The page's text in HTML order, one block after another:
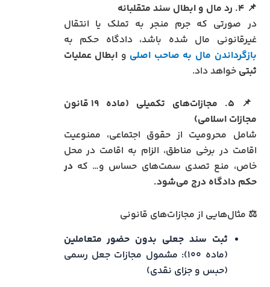
📌 ۴. رد مال و ابطال سند متقلبانه
در صورتی که جرم منجر به تملک یا انتقال
غیرقانونی مال شده باشد، دادگاه حکم به
بازگرداندن مال به صاحب اصلی و ابطال عملیات
ثبتی خواهد داد.
📌
۵. مجازات‌های تکمیلی (ماده ۱۹ قانون
مجازات اسلامی)
شامل محرومیت از حقوق اجتماعی، ممنوعیت
اقامت در برخی مناطق، الزام به اقامت در محل
خاص، منع تصدی سمت‌های حساس و… کهدر
حکم دادگاه درج می‌شود.
⚖️ مثال‌هایی از مجازات‌های قانونی
ثبت سند جعلی بدون حضور متعاملین
(ماده ۱۰۰): مشمول مجازات جعل رسمی
(حبس و جزای نقدی)